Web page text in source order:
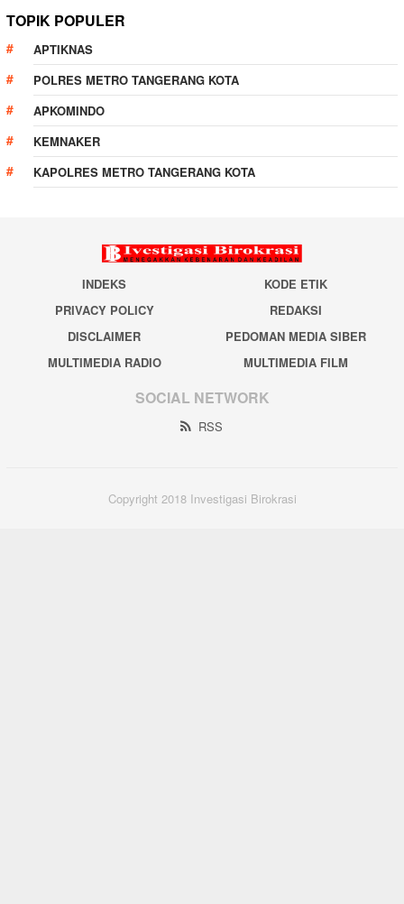
TOPIK POPULER
APTIKNAS
POLRES METRO TANGERANG KOTA
APKOMINDO
KEMNAKER
KAPOLRES METRO TANGERANG KOTA
INDEKS
KODE ETIK
PRIVACY POLICY
REDAKSI
DISCLAIMER
PEDOMAN MEDIA SIBER
MULTIMEDIA RADIO
MULTIMEDIA FILM
SOCIAL NETWORK
RSS
Copyright 2018 Investigasi Birokrasi